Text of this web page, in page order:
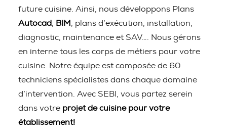
future cuisine. Ainsi, nous développons Plans
Autocad
BIM
, plans d’exécution, installation,
diagnostic, maintenance et SAV…. Nous gérons
en interne tous les corps de métiers pour votre
cuisine. Notre équipe est composée de 60
techniciens spécialistes dans chaque domaine
d’intervention. Avec SEBI, vous partez serein
dans votre projet de cuisine pour votre
établissement!